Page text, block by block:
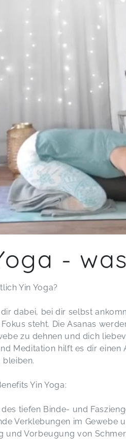
-
Yin Yoga?
dabei, bei dir selbst
steht. Die Asanas
zu dehnen und dich
Meditation hilft es dir
bleiben.
Yin Yoga:
tiefen Binde- und
Verklebungen im Gewebe
und Vorbeugung von